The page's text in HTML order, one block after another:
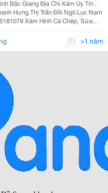
Bắc Giang Địa Chỉ Xăm Uy Tín ,
Hưng Thị Trấn Đồi Ngô Lục Nam
Xăm Hình Cá Chép, Sửa
Thiết Kế Hình Xăm Theo Yêu Cầu ,
Vừa Với Vị Trí , Dạy Xăm, Nhận>1 năm